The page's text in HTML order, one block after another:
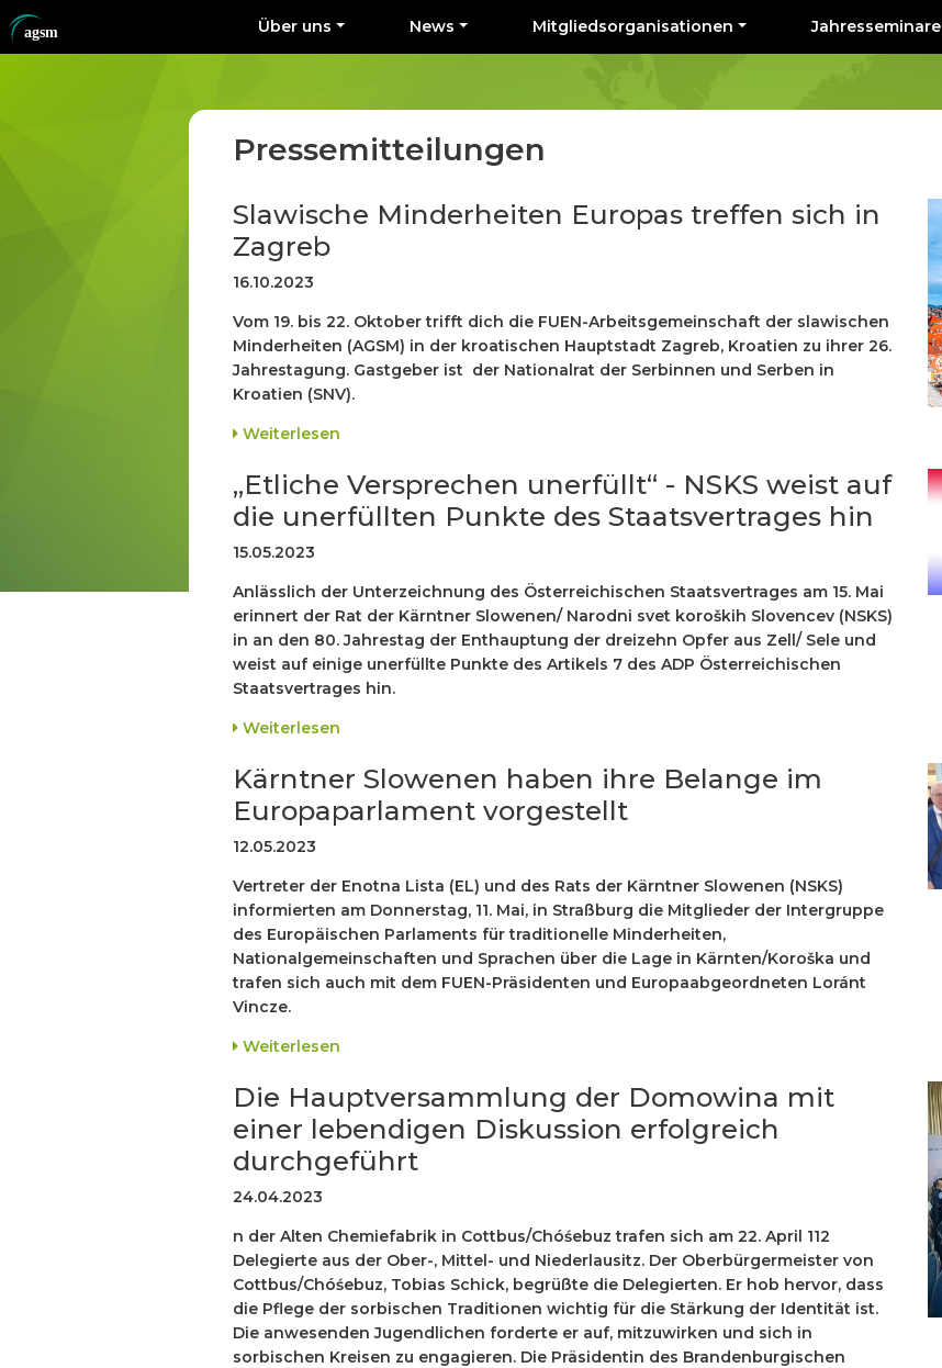
Über uns News Mitgliedsorganisationen Jahresseminare
Pressemitteilungen
Slawische Minderheiten Europas treffen sich in
Zagreb
16.10.2023
Vom 19. bis 22. Oktober trifft dich die FUEN-Arbeitsgemeinschaft der slawischen
Minderheiten (AGSM) in der kroatischen Hauptstadt Zagreb, Kroatien zu ihrer 26.
Jahrestagung. Gastgeber ist der Nationalrat der Serbinnen und Serben in
Kroatien (SNV).
Weiterlesen
„Etliche Versprechen unerfüllt“ - NSKS weist auf
die unerfüllten Punkte des Staatsvertrages hin
15.05.2023
Anlässlich der Unterzeichnung des Österreichischen Staatsvertrages am 15. Mai
erinnert der Rat der Kärntner Slowenen/ Narodni svet koroških Slovencev (NSKS)
in an den 80. Jahrestag der Enthauptung der dreizehn Opfer aus Zell/ Sele und
weist auf einige unerfüllte Punkte des Artikels 7 des ADP Österreichischen
Staatsvertrages hin.
Weiterlesen
Kärntner Slowenen haben ihre Belange im
Europaparlament vorgestellt
12.05.2023
Vertreter der Enotna Lista (EL) und des Rats der Kärntner Slowenen (NSKS)
informierten am Donnerstag, 11. Mai, in Straßburg die Mitglieder der Intergruppe
des Europäischen Parlaments für traditionelle Minderheiten,
Nationalgemeinschaften und Sprachen über die Lage in Kärnten/Koroška und
trafen sich auch mit dem FUEN-Präsidenten und Europaabgeordneten Loránt
Vincze.
Weiterlesen
Die Hauptversammlung der Domowina mit
einer lebendigen Diskussion erfolgreich
durchgeführt
24.04.2023
n der Alten Chemiefabrik in Cottbus/Chóśebuz trafen sich am 22. April 112
Delegierte aus der Ober-, Mittel- und Niederlausitz. Der Oberbürgermeister von
Cottbus/Chóśebuz, Tobias Schick, begrüßte die Delegierten. Er hob hervor, dass
die Pflege der sorbischen Traditionen wichtig für die Stärkung der Identität ist.
Die anwesenden Jugendlichen forderte er auf, mitzuwirken und sich in
sorbischen Kreisen zu engagieren. Die Präsidentin des Brandenburgischen